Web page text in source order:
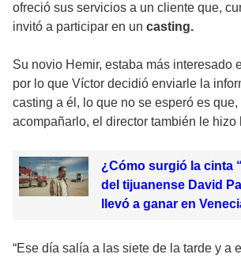
ofreció sus servicios a un cliente que,
invitó a participar en un casting.
Su novio Hemir, estaba más interesado
por lo que Víctor decidió enviarle la
casting a él, lo que no se esperó es
acompañarlo, el director también le hizo
¿Cómo surgió la cinta
del tijuanense David
llevó a ganar en
“Ese día salía a las siete de la tarde y a